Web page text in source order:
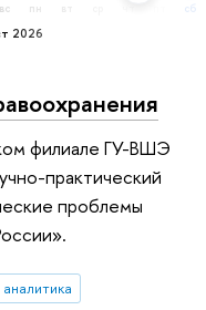
2026
вс пн сб
филиале ГУ-ВШЭ
практический
проблемы